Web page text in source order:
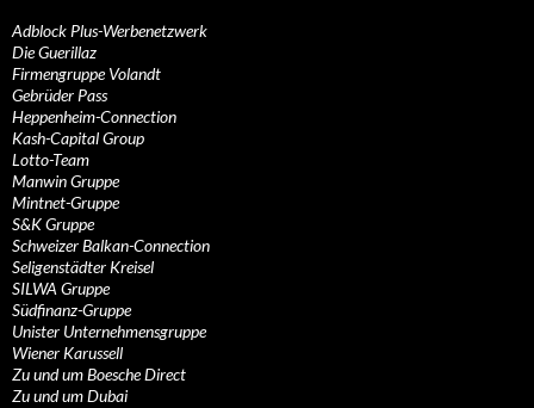
Adblock Plus-Werbenetzwerk
Die Guerillaz
Firmengruppe Volandt
Gebrüder Pass
Heppenheim-Connection
Kash-Capital Group
Lotto-Team
Manwin Gruppe
Mintnet-Gruppe
S&K Gruppe
Schweizer Balkan-Connection
Seligenstädter Kreisel
SILWA Gruppe
Südfinanz-Gruppe
Unister Unternehmensgruppe
Wiener Karussell
Zu und um Boesche Direct
Zu und um Dubai